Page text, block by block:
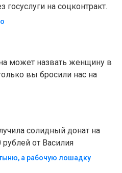
госуслуги на соцконтракт.
может назвать женщину в
вы бросили нас на
солидный донат на
от Василия
а рабочую лошадку